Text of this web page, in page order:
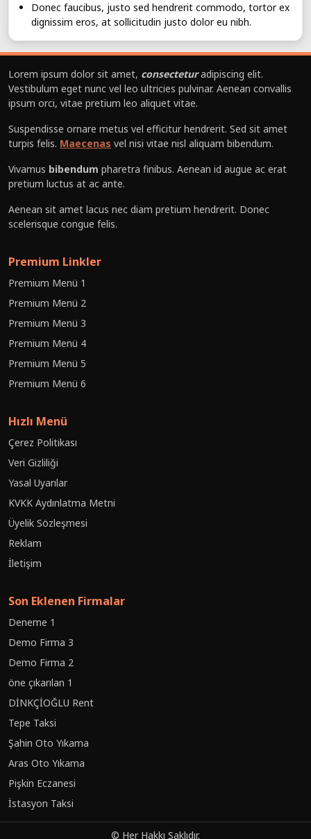
Donec faucibus, justo sed hendrerit commodo, tortor ex
dignissim eros, at sollicitudin justo dolor eu nibh.
Lorem ipsum dolor sit amet, consecteturadipiscing elit.
Vestibulum eget nunc vel leo ultricies pulvinar. Aenean convallis
ipsum orci, vitae pretium leo aliquet vitae.
Suspendisse ornare metus vel efficitur hendrerit. Sed sit amet
turpis felis. Maecenas vel nisi vitae nisl aliquam bibendum.
Vivamus bibendum pharetra finibus. Aenean id augue ac erat
pretium luctus at ac ante.
Aenean sit amet lacus nec diam pretium hendrerit. Donec
scelerisque congue felis.
Premium Linkler
Premium Menü 1
Premium Menü 2
Premium Menü 3
Premium Menü 4
Premium Menü 5
Premium Menü 6
Hızlı Menü
Çerez Politikası
Veri Gizliliği
Yasal Uyarılar
KVKK Aydınlatma Metni
Üyelik Sözleşmesi
Reklam
İletişim
Son Eklenen Firmalar
Deneme 1
Demo Firma 3
Demo Firma 2
öne çıkarılan 1
DİNKÇİOĞLU Rent
Tepe Taksi
Şahin Oto Yıkama
Aras Oto Yıkama
Pişkin Eczanesi
İstasyon Taksi
© Her Hakkı Saklıdır.